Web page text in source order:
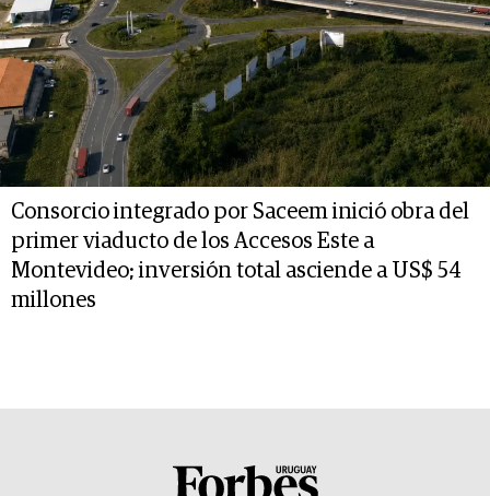
Consorcio integrado por Saceem inició obra del
primer viaducto de los Accesos Este a
Montevideo; inversión total asciende a US$ 54
millones